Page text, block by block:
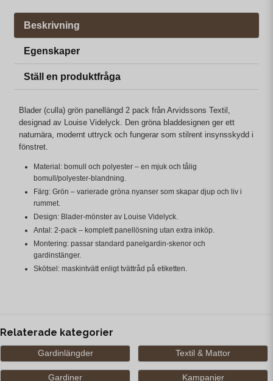
Beskrivning
Egenskaper
Ställ en produktfråga
Blader (culla) grön panellängd 2 pack från Arvidssons Textil,
designad av Louise Videlyck. Den gröna bladdesignen ger ett
naturnära, modernt uttryck och fungerar som stilrent insynsskydd i
fönstret.
Material: bomull och polyester – en mjuk och tålig
bomull/polyester-blandning.
Färg: Grön – varierade gröna nyanser som skapar djup och liv i
rummet.
Design: Blader-mönster av Louise Videlyck.
Antal: 2-pack – komplett panellösning utan extra inköp.
Montering: passar standard panelgardin-skenor och
gardinstänger.
Skötsel: maskintvätt enligt tvättråd på etiketten.
Relaterade kategorier
Gardinlängder Textil & Mattor
Gardiner Kampanjer